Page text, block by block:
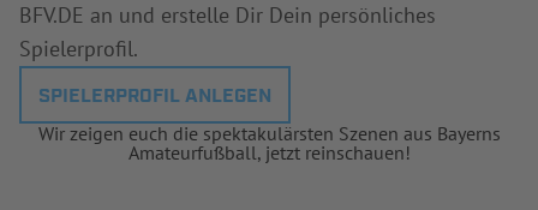
BFV.DE an und erstelle Dir Dein persönliches
Spielerprofil.
SPIELERPROFIL ANLEGEN
Wir zeigen euch die spektakulärsten Szenen aus Bayerns
Amateurfußball, jetzt reinschauen!